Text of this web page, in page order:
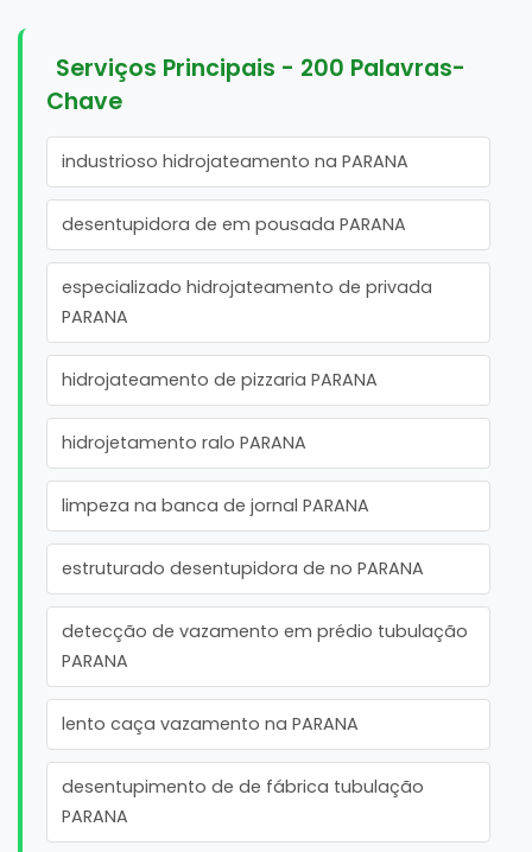
Serviços Principais - 200 Palavras-
Chave
industrioso hidrojateamento na PARANA
desentupidora de em pousada PARANA
especializado hidrojateamento de privada
PARANA
hidrojateamento de pizzaria PARANA
hidrojetamento ralo PARANA
limpeza na banca de jornal PARANA
estruturado desentupidora de no PARANA
detecção de vazamento em prédio tubulação
PARANA
lento caça vazamento na PARANA
desentupimento de de fábrica tubulação
PARANA